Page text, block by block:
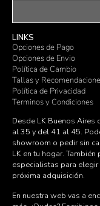
LINKS
Opciones de Pago
Opciones de Envio
Política de Cambio
Tallas y
Política de Privacidad
Terminos y Condiciones
Desde LK Buenos
al 35 y del 41 al 45.
showroom o pedir sin
LK en tu hogar.
especialistas para
próxima adquisición.
En nuestra web vas a